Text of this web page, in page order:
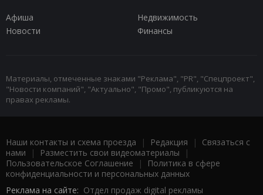
Афиша
Недвижимость
Новости
Финансы
Материалы, отмеченные знаками "Реклама", "PR", "Спецпроект",
"Новости компаний", "Актуально", "Промо", публикуются на
правах рекламы.
Наши контакты и схема проезда | Редакция | Связаться с
нами | Разместить свои видеоматериалы |
Пользовательское Соглашение |
Политика в сфере
конфиденциальности и персональных данных
Реклама на сайте: Отдел продаж digital рекламы